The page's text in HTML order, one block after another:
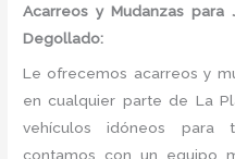
Acarreos y Mudanzas para
Degollado:
Le ofrecemos acarreos y
en cualquier parte de La
vehículos idóneos para
contamos con un equipo